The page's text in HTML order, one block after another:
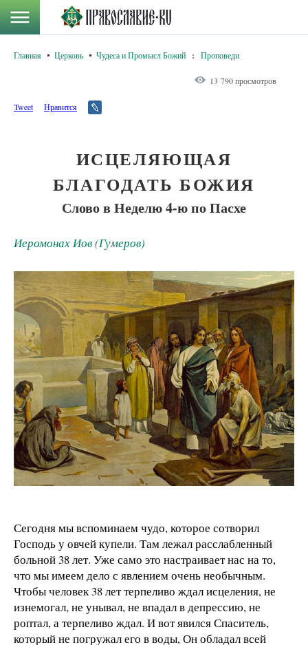
Главная Церковь Чудеса и Промысл Божий : Проповеди
13 790 просмотров
Tweet Нравится
ИСЦЕЛЯЮЩАЯ
БЛАГОДАТЬ БОЖИЯ
Слово в Неделю 4-ю по Пасхе
Иеромонах Иов (Гумеров)
Сегодня мы вспоминаем чудо, которое сотворил
Господь у овчей купели. Там лежал расслабленный
больной 38 лет. Уже само это настраивает нас на то,
что мы имеем дело с явлением очень необычным.
Чтобы человек 38 лет терпеливо ждал исцеления, не
изнемогал, не унывал, не впадал в депрессию, не
роптал, а терпеливо ждал. И вот явился Спаситель,
который не погружал его в воды, Он обладал всей